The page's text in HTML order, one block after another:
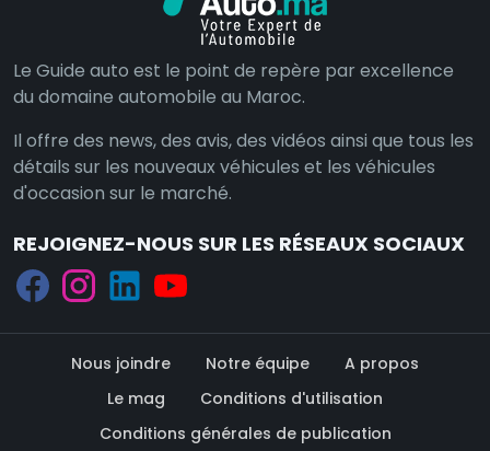
Le Guide auto est le point de repère par excellence
du domaine automobile au Maroc.
Il offre des news, des avis, des vidéos ainsi que tous les
détails sur les nouveaux véhicules et les véhicules
d'occasion sur le marché.
REJOIGNEZ-NOUS SUR LES RÉSEAUX SOCIAUX
Nous joindre Notre équipe
A propos
Le mag
Conditions d'utilisation
Conditions générales de publication